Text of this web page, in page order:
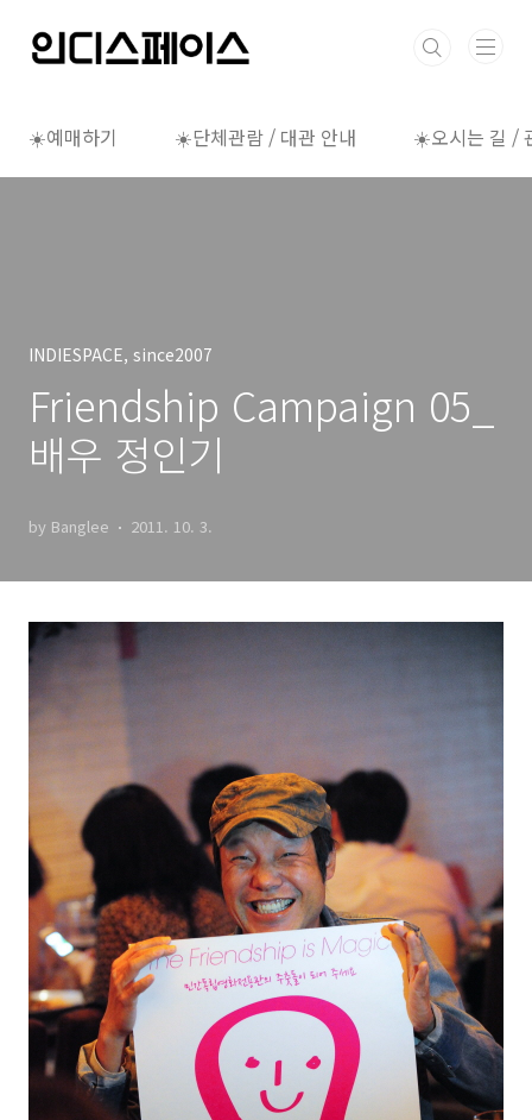
☀️예매하기 ☀️단체관람 / 대관 안내 ☀️오시는 길 /
INDIESPACE, since2007
Friendship Campaign 05_
배우 정인기
by Banglee 2011. 10. 3.